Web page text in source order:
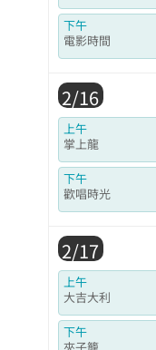
下午
電影時間
2/16
上午
掌上龍
下午
歡唱時光
2/17
上午
大吉大利
下午